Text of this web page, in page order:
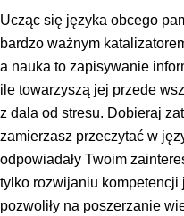
Ucząc się języka obcego
bardzo ważnym
a nauka to zapisywanie
ile towarzyszą jej przede
z dala od stresu. Dobieraj
zamierzasz przeczytać w
odpowiadały Twoim
tylko rozwijaniu kompetencji
pozwoliły na poszerzanie